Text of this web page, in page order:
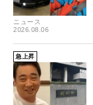
ニュース
2026.08.06
急上昇